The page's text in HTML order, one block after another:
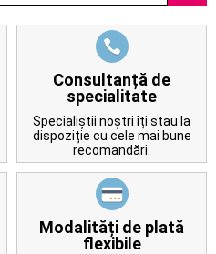
Consultanță de
specialitate
Specialiștii noștri îți stau la
dispoziție cu cele mai bune
recomandări.
Modalități de plată
flexibile